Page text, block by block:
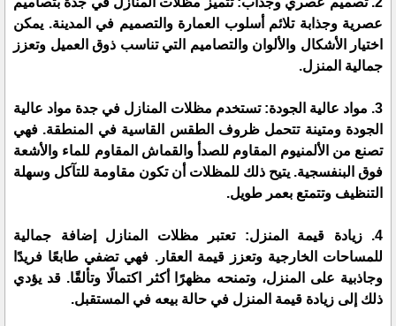
عصرية وجذابة تلائم أسلوب العمارة والتصميم في المدينة. يمكن
اختيار الأشكال والألوان والتصاميم التي تناسب ذوق العميل وتعزز
جمالية المنزل.
3. مواد عالية الجودة: تستخدم مظلات المنازل في جدة مواد عالية
الجودة ومتينة تتحمل ظروف الطقس القاسية في المنطقة. فهي
تصنع من الألمنيوم المقاوم للصدأ والقماش المقاوم للماء والأشعة
فوق البنفسجية. يتيح ذلك للمظلات أن تكون مقاومة للتآكل وسهلة
التنظيف وتتمتع بعمر طويل.
4. زيادة قيمة المنزل: تعتبر مظلات المنازل إضافة جمالية
للمساحات الخارجية وتعزز قيمة العقار. فهي تضفي طابعًا فريدًا
وجاذبية على المنزل، وتمنحه مظهرًا أكثر اكتمالًا وتألقًا. قد يؤدي
ذلك إلى زيادة قيمة المنزل في حالة بيعه في المستقبل.